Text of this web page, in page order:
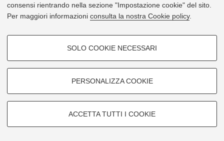
consensi rientrando nella sezione "Impostazione cookie" del sito.
Per maggiori informazioni consulta la nostra Cookie policy.
COOKIE DI PROFILAZIONE -
Si tratta di cookie utilizzati per analizzare le caratteristiche della
navigazione degli utenti, creare profili in base al loro comportamento sul
Mostra cookie di profilazione
COOKIE TECNICI - NECESSARI
SOLO COOKIE NECESSARI
PERSONALIZZA COOKIE
ACCETTA TUTTI I COOKIE